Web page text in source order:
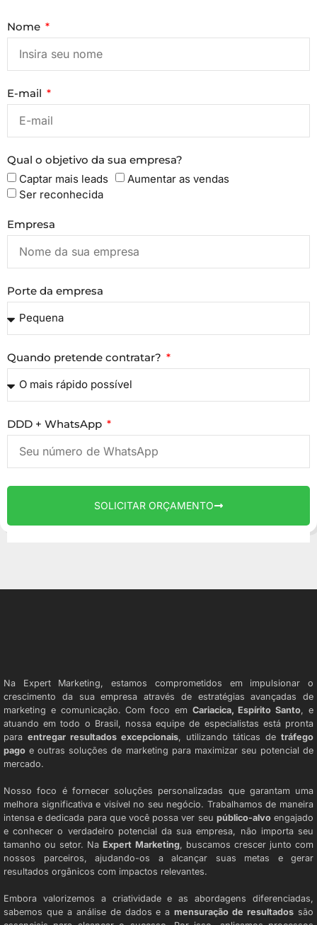
Nome
E-mail
Qual o objetivo da sua empresa?
Captar mais leads
Aumentar as vendas
Ser reconhecida
Empresa
Porte da empresa
Quando pretende contratar?
DDD + WhatsApp
SOLICITAR ORÇAMENTO
Na Expert Marketing, estamos comprometidos em impulsionar o
crescimento da sua empresa através de estratégias avançadas de
marketing e comunicação. Com foco em Cariacica, Espírito Santo, e
atuando em todo o Brasil, nossa equipe de especialistas está pronta
para entregar resultados excepcionais, utilizando táticas de tráfego
pago e outras soluções de marketing para maximizar seu potencial de
mercado.
Nosso foco é fornecer soluções personalizadas que garantam uma
melhora significativa e visível no seu negócio. Trabalhamos de maneira
intensa e dedicada para que você possa ver seu público-alvoengajado
e conhecer o verdadeiro potencial da sua empresa, não importa seu
tamanho ou setor. NaExpert Marketing, buscamos crescer junto com
nossos parceiros, ajudando-os a alcançar suas metas e gerar
resultados orgânicos com impactos relevantes.
Embora valorizemos a criatividade e as abordagens diferenciadas,
sabemos que a análise de dados e amensuração de resultados são